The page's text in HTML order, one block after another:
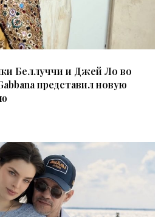
Беллуччи и Джей Ло во
представил новую